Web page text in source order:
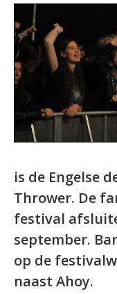
is de Engelse
Thrower. De
festival
september.
op de
naast Ahoy.